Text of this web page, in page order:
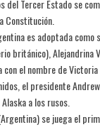
del Tercer Estado se
Constitución.
es adoptada como
británico), Alejandrina
con el nombre de
el presidente
a los rusos.
se juega el